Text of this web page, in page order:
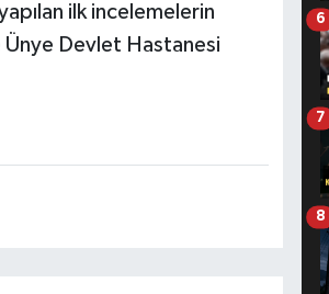
ilk incelemelerin
Ünye Devlet Hastanesi
6
7
8